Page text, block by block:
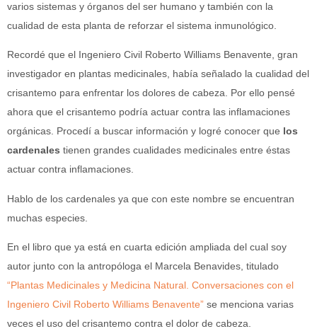
varios sistemas y órganos del ser humano y también con la
cualidad de esta planta de reforzar el sistema inmunológico.
Recordé que el Ingeniero Civil Roberto Williams Benavente, gran
investigador en plantas medicinales, había señalado la cualidad del
crisantemo para enfrentar los dolores de cabeza. Por ello pensé
ahora que el crisantemo podría actuar contra las inflamaciones
orgánicas. Procedí a buscar información y logré conocer que los
cardenales tienen grandes cualidades medicinales entre éstas
actuar contra inflamaciones.
Hablo de los cardenales ya que con este nombre se encuentran
muchas especies.
En el libro que ya está en cuarta edición ampliada del cual soy
autor junto con la antropóloga el Marcela Benavides, titulado
“Plantas Medicinales y Medicina Natural. Conversaciones con el
Ingeniero Civil Roberto Williams Benavente” se menciona varias
veces el uso del crisantemo contra el dolor de cabeza.